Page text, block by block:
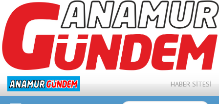
HABER SİTESİ